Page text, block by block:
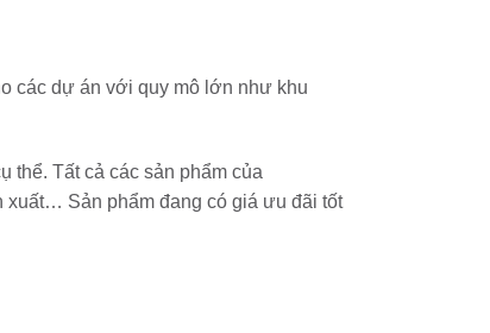
các dự án với quy mô lớn như khu
thể. Tất cả các sản phẩm của
Sản phẩm đang có giá ưu đãi tốt